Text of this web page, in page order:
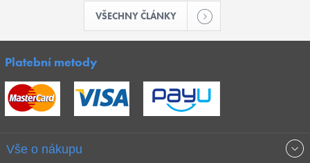
VŠECHNY ČLÁNKY
Platební metody
Vše o nákupu